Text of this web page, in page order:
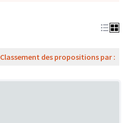
Classement des propositions par :